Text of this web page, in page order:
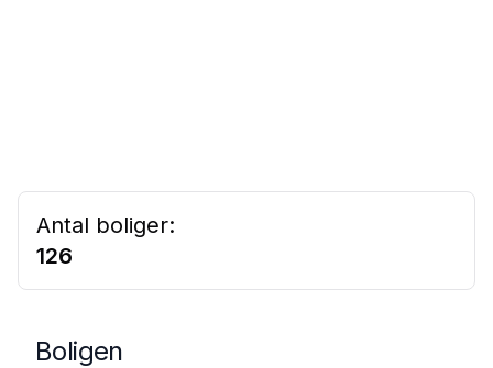
Antal boliger:
126
Boligen